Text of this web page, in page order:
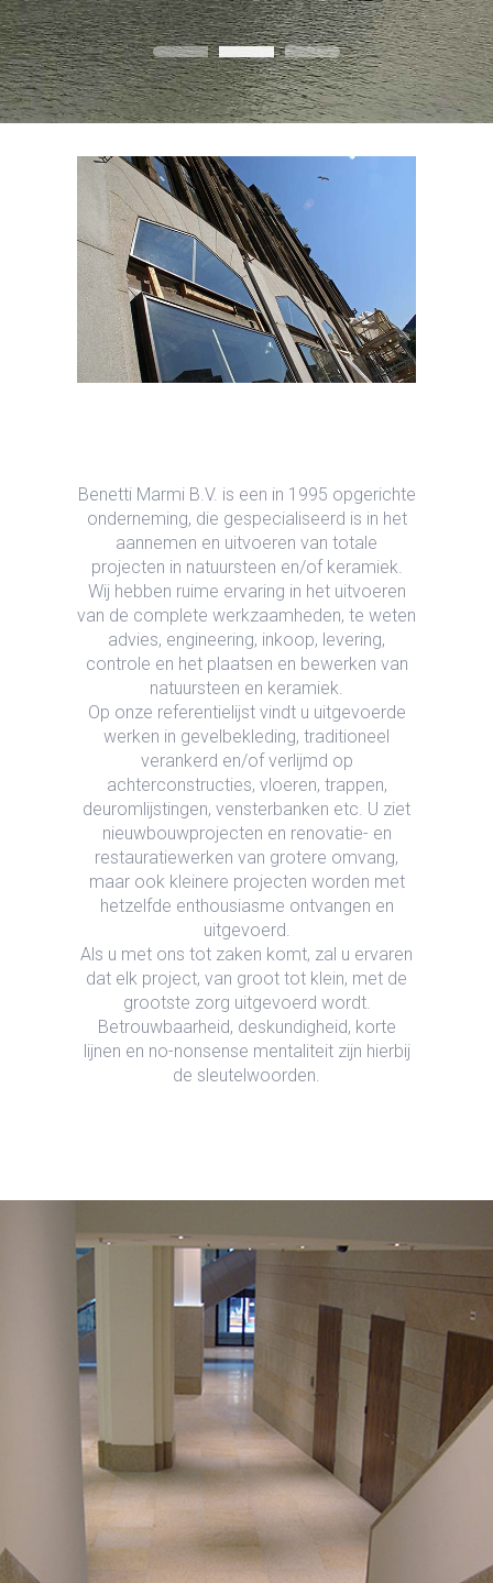
Home Slideshow Header 1
Home Slideshow Header 2
Home Slideshow
Benetti Marmi B.V. is een in 1995 opgerichte
onderneming, die gespecialiseerd is in het
aannemen en uitvoeren van totale
projecten in natuursteen en/of keramiek.
Wij hebben ruime ervaring in het uitvoeren
van de complete werkzaamheden, te weten
advies, engineering, inkoop, levering,
controle en het plaatsen en bewerken van
natuursteen en keramiek.
Op onze referentielijst vindt u uitgevoerde
werken in gevelbekleding, traditioneel
verankerd en/of verlijmd op
achterconstructies, vloeren, trappen,
deuromlijstingen, vensterbanken etc. U ziet
nieuwbouwprojecten en renovatie- en
restauratiewerken van grotere omvang,
maar ook kleinere projecten worden met
hetzelfde enthousiasme ontvangen en
uitgevoerd.
Als u met ons tot zaken komt, zal u ervaren
dat elk project, van groot tot klein, met de
grootste zorg uitgevoerd wordt.
Betrouwbaarheid, deskundigheid, korte
lijnen en no-nonsense mentaliteit zijn hierbij
de sleutelwoorden.
BENETTI MARMI
VLOEREN WANDEN TRAPPEN